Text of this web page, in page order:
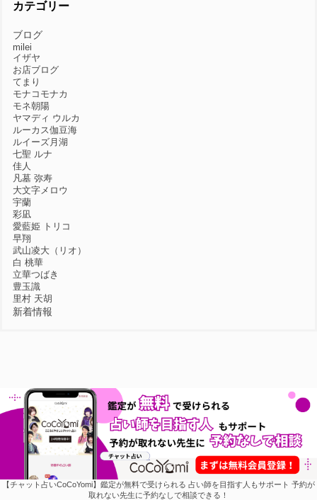
カテゴリー
ブログ
milei
イザヤ
お店ブログ
てまり
モナコモナカ
モネ朝陽
ヤマディ ウルカ
ルーカス伽豆海
ルイーズ月湖
七聖 ルナ
佳人
凡墓 弥寿
大文字メロウ
宇蘭
彩凪
愛藍姫 トリコ
早翔
武山凌大（リオ）
白 桃華
立華つばき
豊玉識
里村 天胡
新着情報
【チャット占いCoCoYomi】鑑定が無料で受けられる 占い師を目指す人もサポート 予約が
取れない先生に予約なしで相談できる！